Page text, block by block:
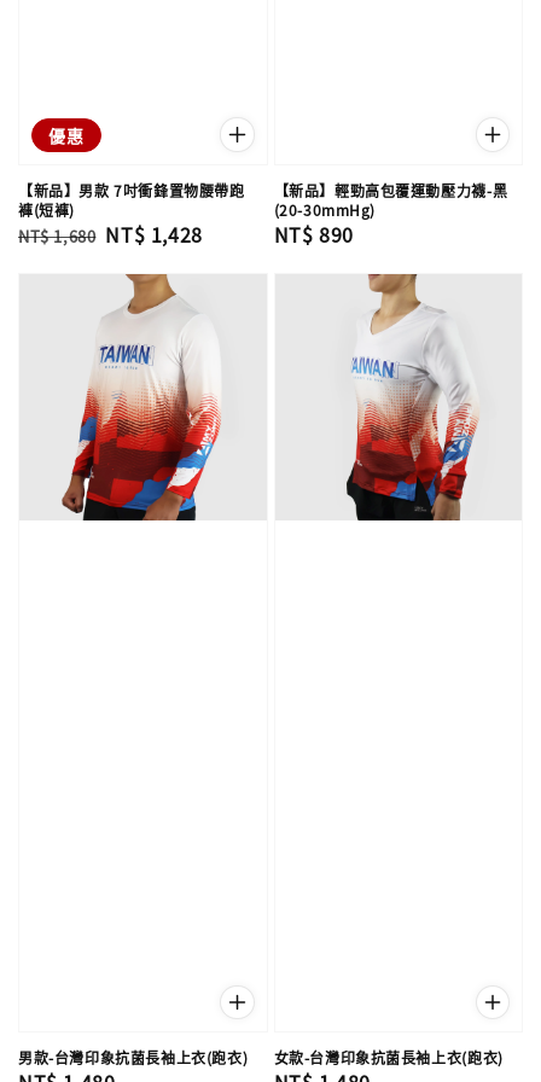
優惠
【新品】男款 7吋衝鋒置物腰帶跑
褲(短褲)
Regular
NT$ 1,680 Sale
NT$ 1,428
【新品】輕勁高包覆運動壓力襪-黑
(20-30mmHg)
Regular
NT$ 890
男款-台灣印象抗菌長袖上衣(跑衣) 女款-台灣印象抗菌長袖上衣(跑衣)